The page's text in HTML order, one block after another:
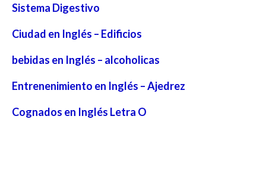
Sistema Digestivo
Ciudad en Inglés – Edificios
bebidas en Inglés – alcoholicas
Entrenenimiento en Inglés – Ajedrez
Cognados en Inglés Letra O